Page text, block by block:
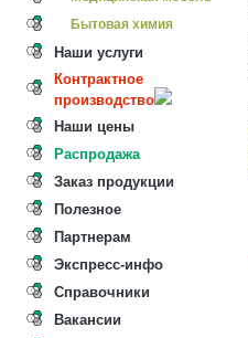
Бытовая химия
Наши услуги
Контрактное
производство
Наши цены
Распродажа
Заказ продукции
Полезное
Партнерам
Экспресс-инфо
Справочники
Вакансии